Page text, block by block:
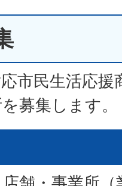
応市民生活応
募集します。